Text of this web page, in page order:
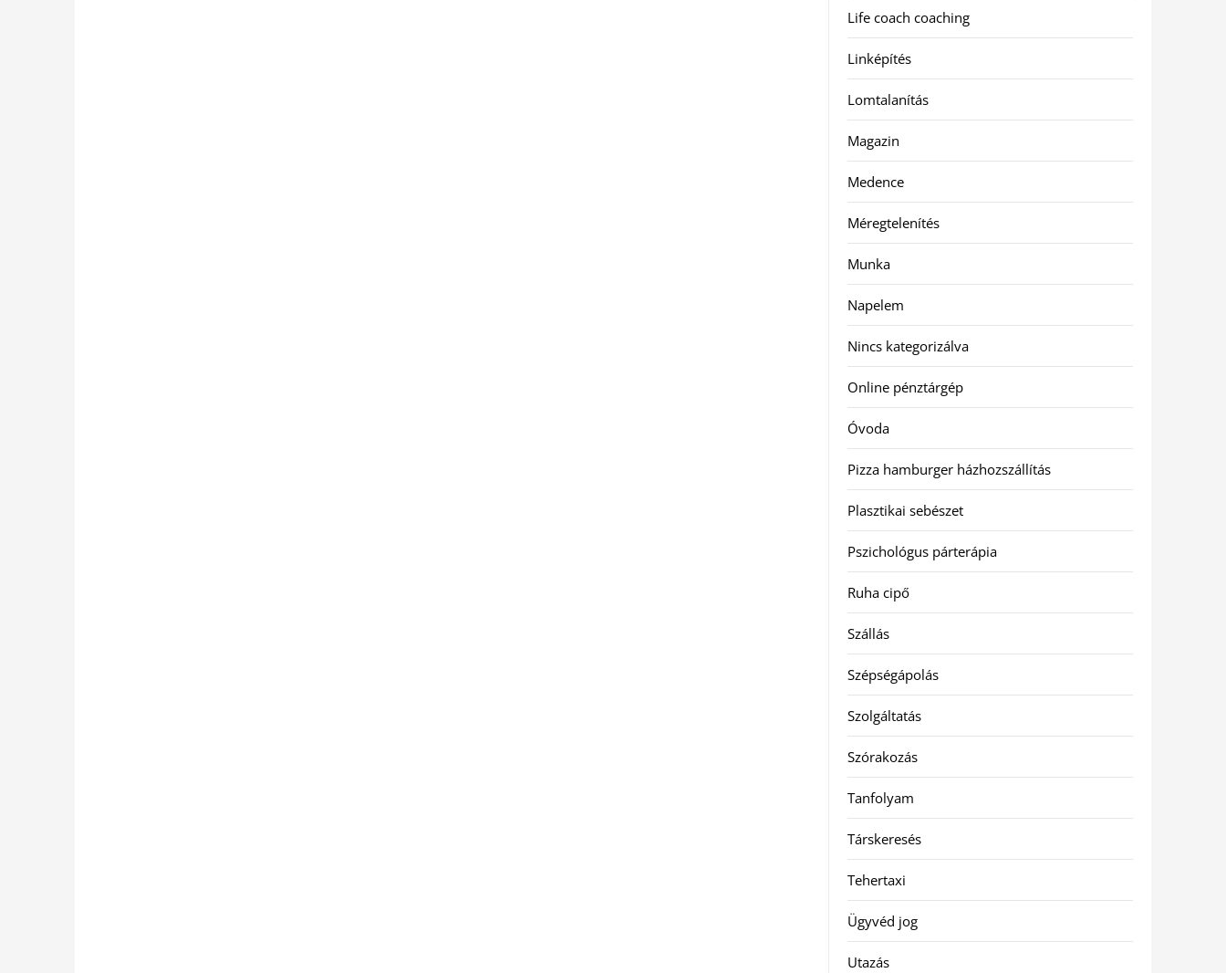
Life coach coaching
Linképítés
Lomtalanítás
Magazin
Medence
Méregtelenítés
Munka
Napelem
Nincs kategorizálva
Online pénztárgép
Óvoda
Pizza hamburger házhozszállítás
Plasztikai sebészet
Pszichológus párterápia
Ruha cipő
Szállás
Szépségápolás
Szolgáltatás
Szórakozás
Tanfolyam
Társkeresés
Tehertaxi
Ügyvéd jog
Utazás